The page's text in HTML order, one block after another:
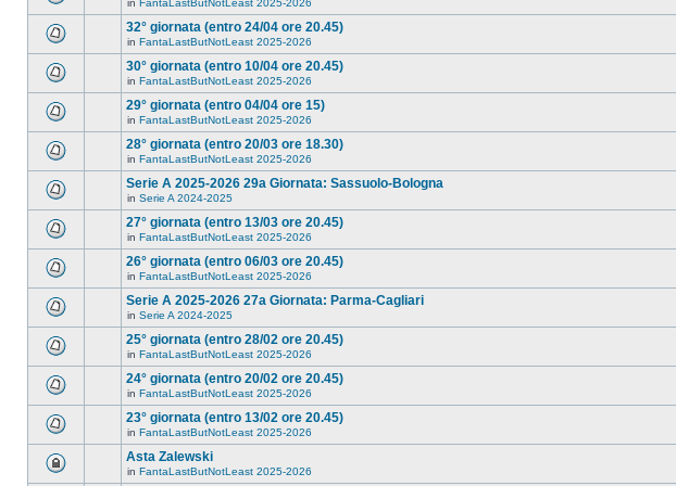
in FantaLastButNotLeast 2025-2026
32° giornata (entro 24/04 ore 20.45)
in FantaLastButNotLeast 2025-2026
30° giornata (entro 10/04 ore 20.45)
in FantaLastButNotLeast 2025-2026
29° giornata (entro 04/04 ore 15)
in FantaLastButNotLeast 2025-2026
28° giornata (entro 20/03 ore 18.30)
in FantaLastButNotLeast 2025-2026
Serie A 2025-2026 29a Giornata: Sassuolo-Bologna
in Serie A 2024-2025
27° giornata (entro 13/03 ore 20.45)
in FantaLastButNotLeast 2025-2026
26° giornata (entro 06/03 ore 20.45)
in FantaLastButNotLeast 2025-2026
Serie A 2025-2026 27a Giornata: Parma-Cagliari
in Serie A 2024-2025
25° giornata (entro 28/02 ore 20.45)
in FantaLastButNotLeast 2025-2026
24° giornata (entro 20/02 ore 20.45)
in FantaLastButNotLeast 2025-2026
23° giornata (entro 13/02 ore 20.45)
in FantaLastButNotLeast 2025-2026
Asta Zalewski
in FantaLastButNotLeast 2025-2026